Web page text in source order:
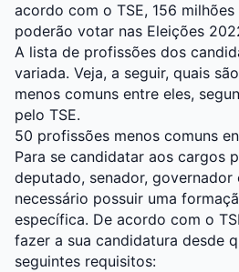
acordo com o TSE, 156
poderão votar nas Eleições
A lista de profissões dos
variada. Veja, a seguir, quais
menos comuns entre eles,
pelo TSE.
50 profissões menos comuns
Para se candidatar aos cargos
deputado, senador, governador
necessário possuir uma
específica. De acordo com o
fazer a sua candidatura desde
seguintes requisitos: